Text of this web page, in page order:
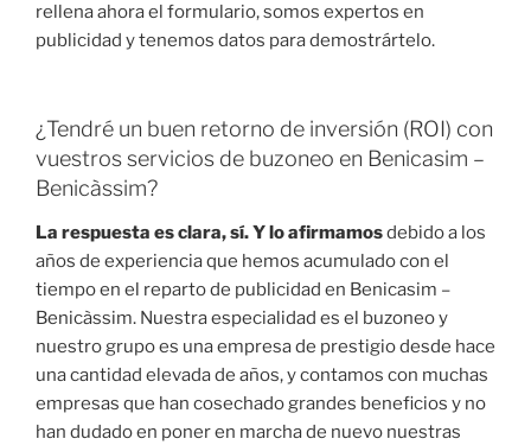
rellena ahora el formulario, somos expertos en
publicidad y tenemos datos para demostrártelo.
¿Tendré un buen retorno de inversión (ROI) con
vuestros servicios de buzoneo en Benicasim –
Benicàssim?
La respuesta es clara, sí. Y lo afirmamosdebido a los
años de experiencia que hemos acumulado con el
tiempo en el reparto de publicidad en Benicasim –
Benicàssim. Nuestra especialidad es el buzoneo y
nuestro grupo es una empresa de prestigio desde hace
una cantidad elevada de años, y contamos con muchas
empresas que han cosechado grandes beneficios y no
han dudado en poner en marcha de nuevo nuestras